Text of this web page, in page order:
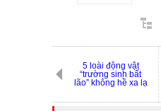
5 loài động vật
“trường sinh bất
lão” không hề xa lạ